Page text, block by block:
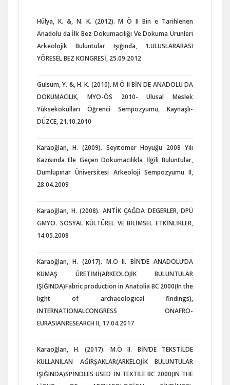
Hülya, K. &, N. K. (2012). M Ö II Bin e Tarihlenen
Anadolu da İlk Bez Dokumacılığı Ve Dokuma Ürünleri
Arkeolojik Buluntular Işığında, 1.ULUSLARARASI
YÖRESEL BEZ KONGRESİ, 25.09.2012
Gülsüm, Y. &, H. K. (2010). M Ö II BİN DE ANADOLU DA
DOKUMACILIK, MYO-ÖS 2010- Ulusal Meslek
Yüksekokulları Öğrenci Sempozyumu, Kaynaşlı-
DÜZCE, 21.10.2010
Karaoğlan, H. (2009). Seyitömer Höyüğü 2008 Yılı
Kazısında Ele Geçen Dokumacılıkla İlgili Buluntular,
Dumlupınar Üniversitesi Arkeoloji Sempozyumu II,
28.04.2009
Karaoğlan, H. (2008). ANTİK ÇAĞDA DEGERLER, DPÜ
GMYO. SOSYAL KÜLTÜREL VE BİLİMSEL ETKİNLİKLER,
14.05.2008
Karaoğlan, H. (2017). M.Ö II. BİN’DE ANADOLU’DA
KUMAŞ ÜRETİMİ(ARKEOLOJİK BULUNTULAR
IŞIĞINDA)Fabric production in Anatolia BC 2000(In the
light of archaeological findings),
INTERNATIONALCONGRESS ONAFRO-
EURASIANRESEARCH II, 17.04.2017
Karaoğlan, H. (2017). M.Ö II. BİN’DE TEKSTİLDE
KULLANILAN AĞIRŞAKLAR(ARKELOJİK BULUNTULAR
IŞIĞINDA)SPİNDLES USED İN TEXTİLE BC 2000(IN THE